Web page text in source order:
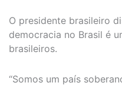
O presidente brasileiro
democracia no Brasil é
brasileiros.
“Somos um país